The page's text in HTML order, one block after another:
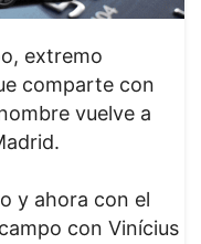
extremo
comparte con
vuelve a
y ahora con el
con Vinícius